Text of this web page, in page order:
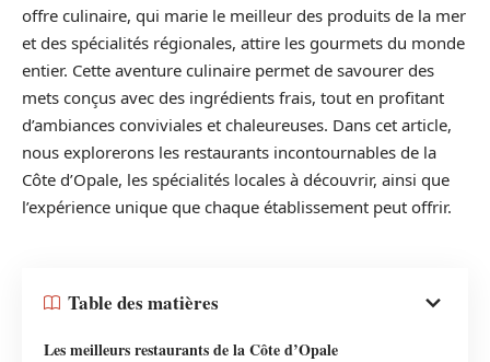
offre culinaire, qui marie le meilleur des produits de la mer
et des spécialités régionales, attire les gourmets du monde
entier. Cette aventure culinaire permet de savourer des
mets conçus avec des ingrédients frais, tout en profitant
d’ambiances conviviales et chaleureuses. Dans cet article,
nous explorerons les restaurants incontournables de la
Côte d’Opale, les spécialités locales à découvrir, ainsi que
l’expérience unique que chaque établissement peut offrir.
Table des matières
Les meilleurs restaurants de la Côte d’Opale